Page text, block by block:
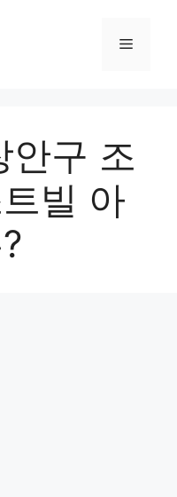
Menu
안구 조
빌 아